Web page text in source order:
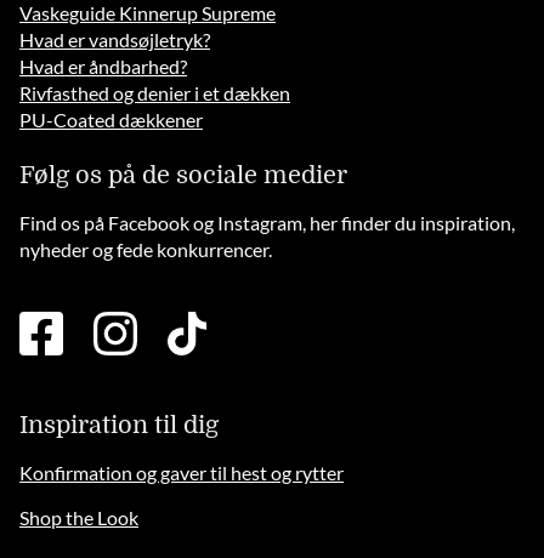
Vaskeguide Kinnerup Supreme
Hvad er vandsøjletryk?
Hvad er åndbarhed?
Rivfasthed og denier i et dækken
PU-Coated dækkener
Følg os på de sociale medier
Find os på Facebook og Instagram, her finder du inspiration,
nyheder og fede konkurrencer.
facebook
square
instagramtiktok
Inspiration til dig
Konfirmation og gaver til hest og rytter
Shop the Look